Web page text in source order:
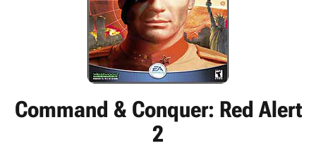
Command & Conquer: Red Alert
2